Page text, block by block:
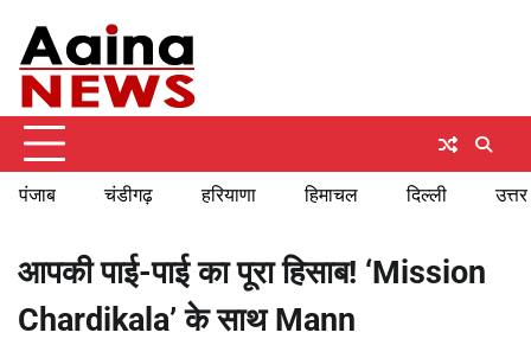
content
पंजाब चंडीगढ़ हरियाणा हिमाचल दिल्ली
आपकी पाई-पाई का पूरा हिसाब! ‘Mission
Chardikala’ के साथ Mann